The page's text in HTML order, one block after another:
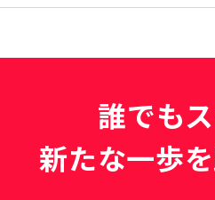
誰でも
新たな一歩